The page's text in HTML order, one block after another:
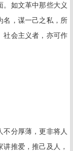
。如文革中那些大义
名，谋一己之私，所
社会主义者，亦可作
不分厚薄，更非将人
推爱，推己及人，